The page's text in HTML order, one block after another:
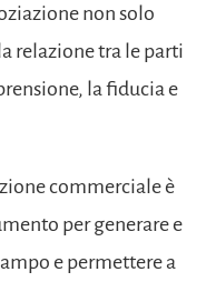
non solo
relazione tra le parti
la fiducia e
commerciale è
per generare e
e permettere a